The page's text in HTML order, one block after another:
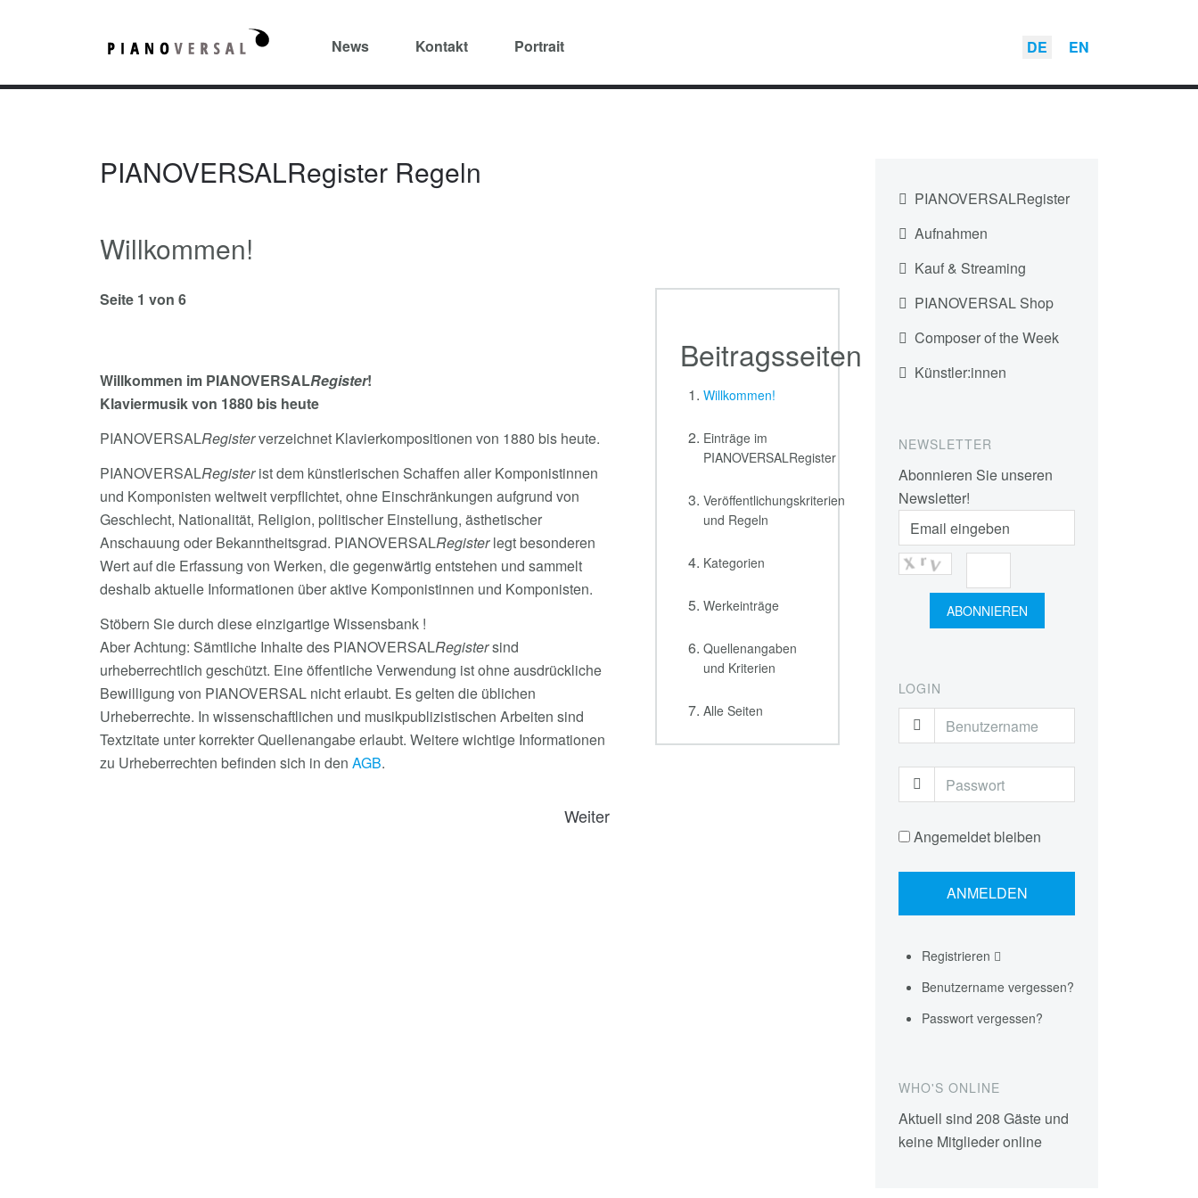
News Kontakt Portrait DE EN
PIANOVERSALRegister Regeln
Willkommen!
Beitragsseiten
Willkommen!
Einträge im
PIANOVERSALRegister
Veröffentlichungskriterien
und Regeln
Kategorien
Werkeinträge
Quellenangaben
und Kriterien
Alle Seiten
Seite 1 von 6
Willkommen im PIANOVERSALRegister!
Klaviermusik von 1880 bis heute
PIANOVERSALRegisterverzeichnet Klavierkompositionen von 1880 bis heute.
PIANOVERSALRegisterist dem künstlerischen Schaffen aller Komponistinnen
und Komponisten weltweit verpflichtet, ohne Einschränkungen aufgrund von
Geschlecht, Nationalität, Religion, politischer Einstellung, ästhetischer
Anschauung oder Bekanntheitsgrad. PIANOVERSALRegisterlegt besonderen
Wert auf die Erfassung von Werken, die gegenwärtig entstehen und sammelt
deshalb aktuelle Informationen über aktive Komponistinnen und Komponisten.
Stöbern Sie durch diese einzigartige Wissensbank !
Aber Achtung: Sämtliche Inhalte des PIANOVERSALRegistersind
urheberrechtlich geschützt. Eine öffentliche Verwendung ist ohne ausdrückliche
Bewilligung von PIANOVERSAL nicht erlaubt. Es gelten die üblichen
Urheberrechte. In wissenschaftlichen und musikpublizistischen Arbeiten sind
Textzitate unter korrekter Quellenangabe erlaubt. Weitere wichtige Informationen
zu Urheberrechten befinden sich in den AGB.
Weiter
PIANOVERSALRegister
Aufnahmen
Kauf & Streaming
PIANOVERSAL Shop
Composer of the Week
Künstler:innen
NEWSLETTER
Abonnieren Sie unseren
Newsletter!
LOGIN
Angemeldet bleiben
Registrieren
Benutzername vergessen?
Passwort vergessen?
WHO'S ONLINE
Aktuell sind 208 Gäste und
keine Mitglieder online